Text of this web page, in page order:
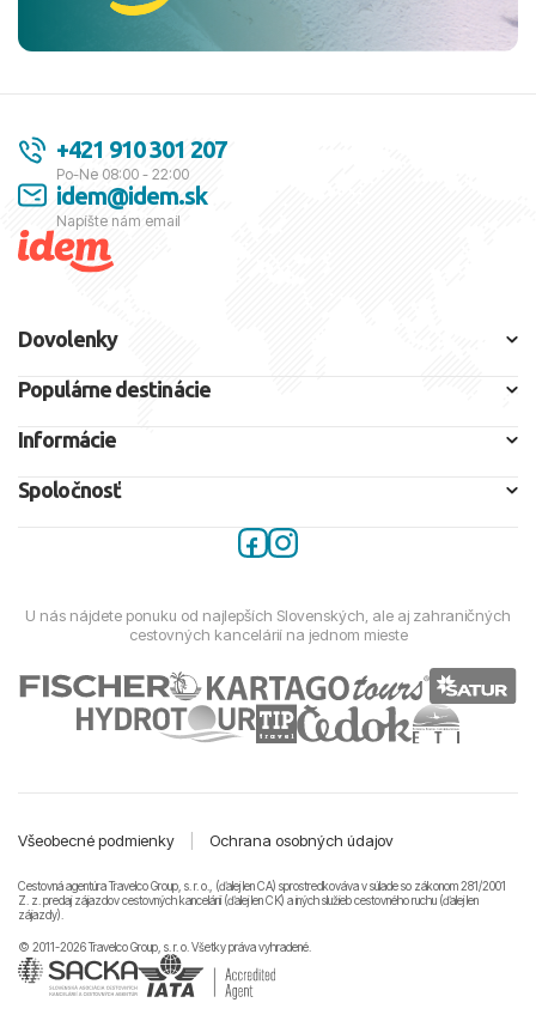
+421 910 301 207
Po-Ne 08:00 - 22:00
idem@idem.sk
Napíšte nám email
Dovolenky
Populárne destinácie
Informácie
Spoločnosť
U nás nájdete ponuku od najlepších Slovenských, ale aj zahraničných
cestovných kancelárií na jednom mieste
Všeobecné podmienky Ochrana osobných údajov
Cestovná agentúra Travelco Group, s. r. o., (ďalej len CA) sprostredkováva v súlade so zákonom 281/2001
Z. z. predaj zájazdov cestovných kancelárii (ďalej len CK) a iných služieb cestovného ruchu (ďalej len
zájazdy).
© 2011-2026 Travelco Group, s. r. o. Všetky práva vyhradené.